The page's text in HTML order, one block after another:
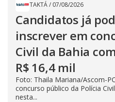
TAKTÁ/ 07/08/2026
Candidatos já
inscrever em
Civil da Bahia
R$ 16,4 mil
Foto: Thaila Mariana/Ascom-
concurso público da Polícia
nesta...